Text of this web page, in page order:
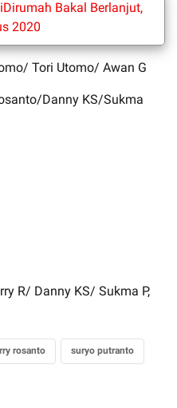
Bakal Berlanjut,
2020
Tori Utomo/ Awan G
Danny KS/Sukma
R/ Danny KS/ Sukma P,
rosanto suryo putranto